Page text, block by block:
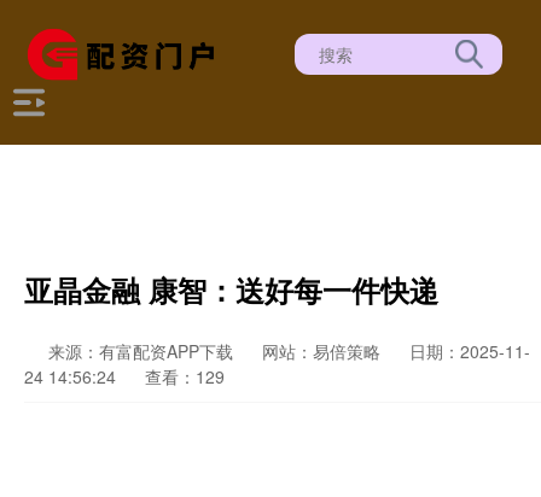
亚晶金融 康智：送好每一件快递
来源：有富配资APP下载 网站：易倍策略
日期：2025-11-
24 14:56:24
查看：129